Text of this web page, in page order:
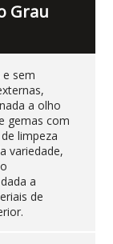
Grau
e sem
a olho
gemas com
limpeza
variedade,
a
de